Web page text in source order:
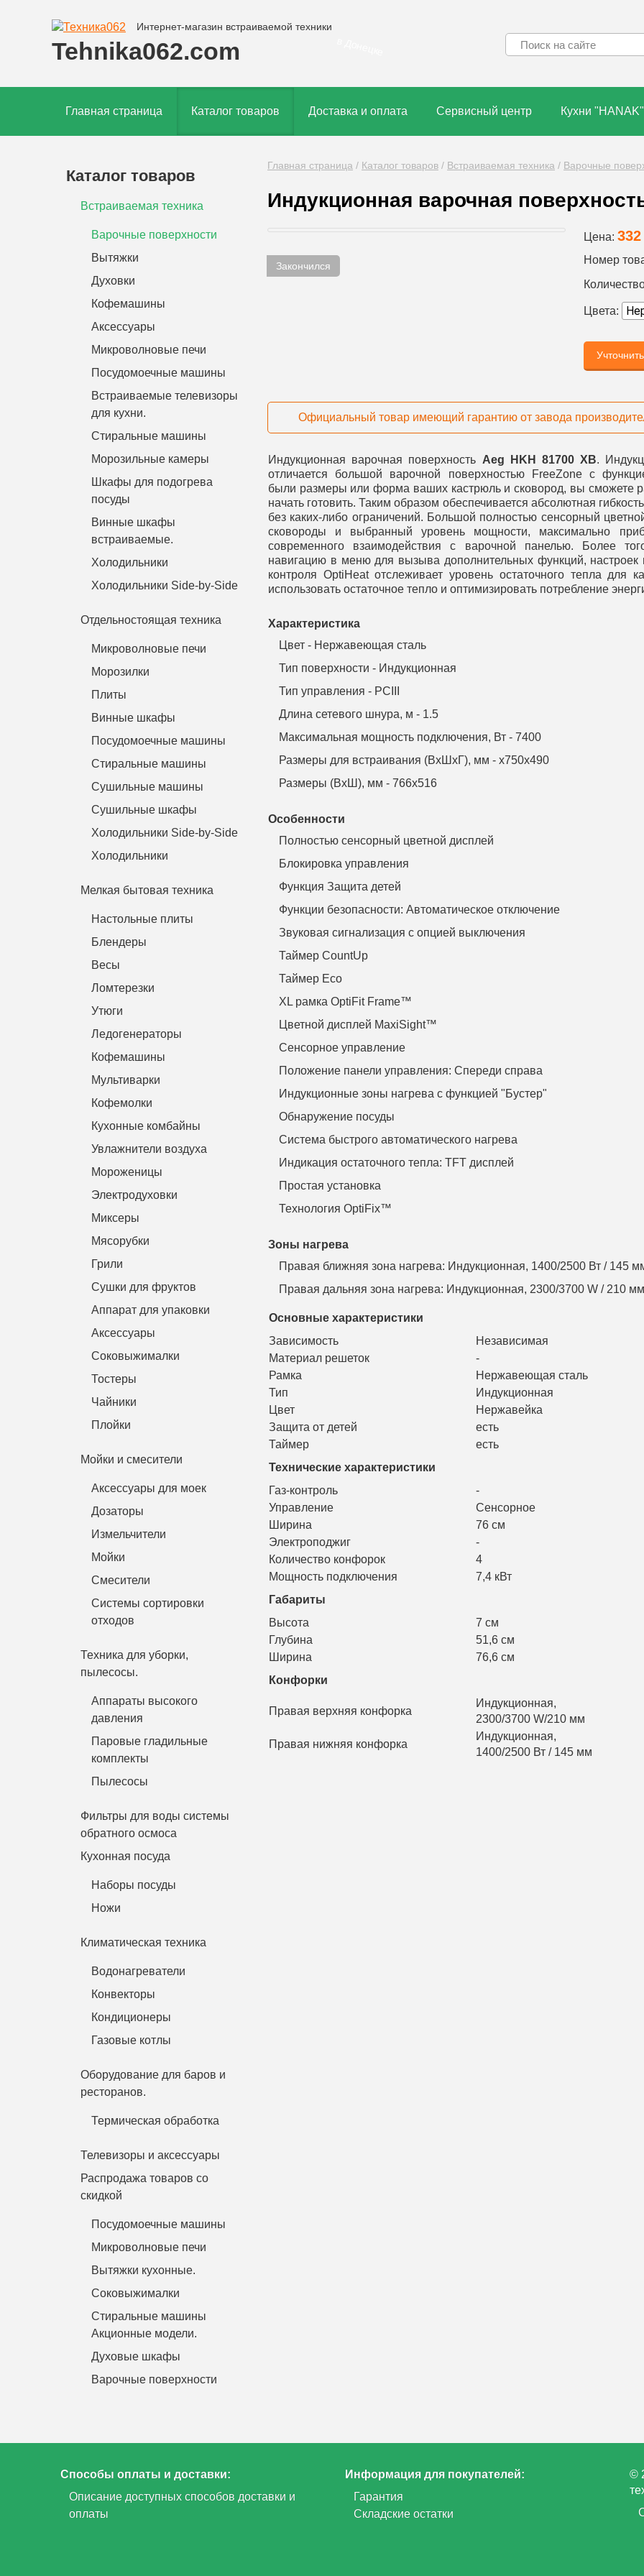
Интернет-магазин встраиваемой техники
Tehnika062.com
Главная страница Каталог товаров Доставка и оплата Сервисный центр Кухни "HANAK"
Главная страница / Каталог товаров / Встраиваемая техника / Варочные
Индукционная варочная
Закончился
Цена:
Номер
Цвета:
Официальный товар имеющий гарантию от завода
Индукционная варочная поверхность Aeg HKH 81700 XB.
отличается большой варочной поверхностью FreeZone с
были размеры или форма ваших кастрюль и сковород, вы сможете
начать готовить. Таким образом обеспечивается абсолютная
без каких-либо ограничений. Большой полностью сенсорный
сковороды и выбранный уровень мощности, максимально
современного взаимодействия с варочной панелью. Более
навигацию в меню для вызыва дополнительных функций,
контроля OptiHeat отслеживает уровень остаточного тепла для
использовать остаточное тепло и оптимизировать потребление
Характеристика
Цвет - Нержавеющая сталь
Тип поверхности - Индукционная
Тип управления - PCIII
Длина сетевого шнура, м - 1.5
Максимальная мощность подключения, Вт - 7400
Размеры для встраивания (ВхШхГ), мм - x750x490
Размеры (ВхШ), мм - 766x516
Особенности
Полностью сенсорный цветной дисплей
Блокировка управления
Функция Защита детей
Функции безопасности: Автоматическое отключение
Звуковая сигнализация с опцией выключения
Таймер CountUp
Таймер Eco
XL рамка OptiFit Frame™
Цветной дисплей MaxiSight™
Сенсорное управление
Положение панели управления: Спереди справа
Индукционные зоны нагрева с функцией "Бустер"
Обнаружение посуды
Система быстрого автоматического нагрева
Индикация остаточного тепла: TFT дисплей
Простая установка
Технология OptiFix™
Зоны нагрева
Правая ближняя зона нагрева: Индукционная, 1400/2500 Вт / 145
Правая дальняя зона нагрева: Индукционная, 2300/3700 W / 210 мм
Основные характеристики
Зависимость
Независимая
Материал решеток
-
Рамка
Нержавеющая сталь
Тип
Индукционная
Цвет
Нержавейка
Защита от детей
есть
Таймер
есть
Технические характеристики
Газ-контроль
-
Управление
Сенсорное
Ширина
76 см
Электроподжиг
-
Количество конфорок
4
Мощность подключения
7,4 кВт
Габариты
Высота
7 см
Глубина
51,6 см
Ширина
76,6 см
Конфорки
Правая верхняя конфорка
Индукционная,
2300/3700 W/210 мм
Правая нижняя конфорка
Индукционная,
1400/2500 Вт / 145 мм
Каталог товаров
Встраиваемая техника
Варочные поверхности
Вытяжки
Духовки
Кофемашины
Аксессуары
Микроволновые печи
Посудомоечные машины
Встраиваемые телевизоры
для кухни.
Стиральные машины
Морозильные камеры
Шкафы для подогрева
посуды
Винные шкафы
встраиваемые.
Холодильники
Холодильники Side-by-Side
Отдельностоящая техника
Микроволновые печи
Морозилки
Плиты
Винные шкафы
Посудомоечные машины
Стиральные машины
Сушильные машины
Сушильные шкафы
Холодильники Side-by-Side
Холодильники
Мелкая бытовая техника
Настольные плиты
Блендеры
Весы
Ломтерезки
Утюги
Ледогенераторы
Кофемашины
Мультиварки
Кофемолки
Кухонные комбайны
Увлажнители воздуха
Мороженицы
Электродуховки
Миксеры
Мясорубки
Грили
Сушки для фруктов
Аппарат для упаковки
Аксессуары
Соковыжималки
Тостеры
Чайники
Плойки
Мойки и смесители
Аксессуары для моек
Дозаторы
Измельчители
Мойки
Смесители
Системы сортировки
отходов
Техника для уборки,
пылесосы.
Аппараты высокого
давления
Паровые гладильные
комплекты
Пылесосы
Фильтры для воды системы
обратного осмоса
Кухонная посуда
Наборы посуды
Ножи
Климатическая техника
Водонагреватели
Конвекторы
Кондиционеры
Газовые котлы
Оборудование для баров и
ресторанов.
Термическая обработка
Телевизоры и аксессуары
Распродажа товаров со
скидкой
Посудомоечные машины
Микроволновые печи
Вытяжки кухонные.
Соковыжималки
Стиральные машины
Акционные модели.
Духовые шкафы
Варочные поверхности
Способы оплаты и доставки:
Описание доступных способов доставки и
оплаты
Информация для покупателей:
Гарантия
Складские остатки
©